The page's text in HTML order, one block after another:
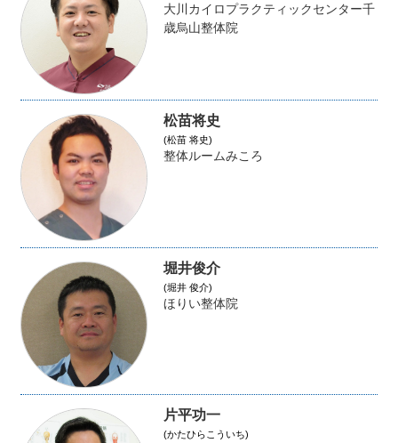
大川カイロプラクティックセンター千
歳烏山整体院
松苗将史
(松苗 将史)
整体ルームみころ
堀井俊介
(堀井 俊介)
ほりい整体院
片平功一
(かたひらこういち)